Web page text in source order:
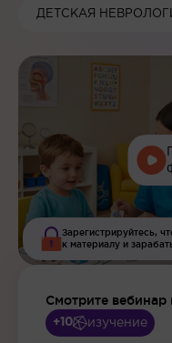
ДЕТСКАЯ
Зарегистрируйтесь,
к материалу и
Смотрите вебинар
+10 изучение